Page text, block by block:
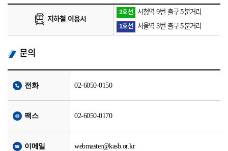
지하철 이용시
2호선 시청역 9번 출구 5분거리
1호선 서울역 3번 출구 5분거리
문의
전화 02-6050-0150
팩스 02-6050-0170
이메일 webmaster@kasb.or.kr